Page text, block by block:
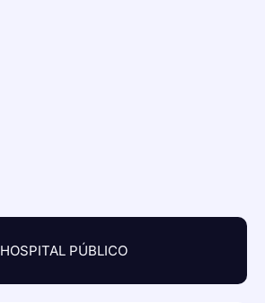
HOSPITAL PÚBLICO